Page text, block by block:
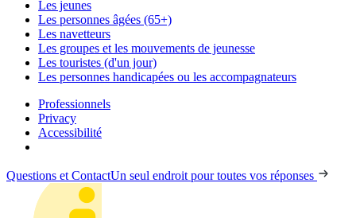
Les jeunes
Les personnes âgées (65+)
Les navetteurs
Les groupes et les mouvements de jeunesse
Les touristes (d'un jour)
Les personnes handicapées ou les accompagnateurs
Professionnels
Privacy
Accessibilité
Questions et ContactUn seul endroit pour toutes vos réponses